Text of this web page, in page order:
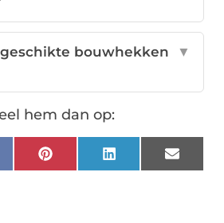
bouwhekken
▼
hem dan op:
PinterestLinkedInEmail